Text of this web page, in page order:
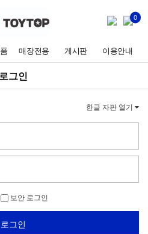
0
매장전용 게시판 이용안내
로그인
한글 자판 열기
보안 로그인
로그인